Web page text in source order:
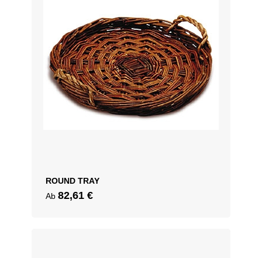
ROUND TRAY
Ab 82,61 €